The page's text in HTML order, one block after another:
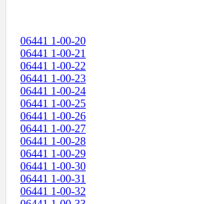
06441 1-00-20
06441 1-00-21
06441 1-00-22
06441 1-00-23
06441 1-00-24
06441 1-00-25
06441 1-00-26
06441 1-00-27
06441 1-00-28
06441 1-00-29
06441 1-00-30
06441 1-00-31
06441 1-00-32